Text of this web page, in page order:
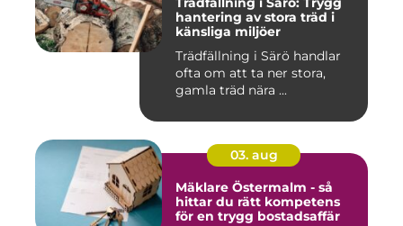
hantering av stora träd i
känsliga miljöer
Trädfällning i Särö handlar
ofta om att ta ner stora,
gamla träd nära ...
03. aug
Mäklare Östermalm - så
hittar du rätt kompetens
för en trygg bostadsaffär